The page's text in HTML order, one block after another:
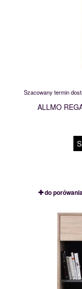
Szacowany termin
ALLMO
do